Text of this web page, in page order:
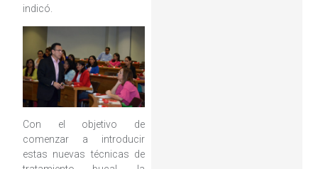
indicó.
Con el objetivo de
comenzar a introducir
estas nuevas técnicas de